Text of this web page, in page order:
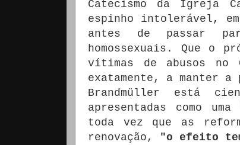
Catecismo da Igreja
espinho intolerável,
antes de passar
homossexuais.
Que o
vítimas de abusos no
exatamente, a manter a
Brandmüller está
apresentadas como uma
toda vez que as
renovação, "o efeito